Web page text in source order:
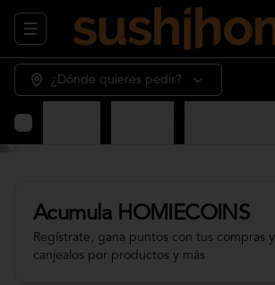
Abrir menu de navegación
¿Dónde quieres pedir?
Acumula HOMIECOINS
Regístrate, gana puntos con tus compras y
canjealos por productos y más